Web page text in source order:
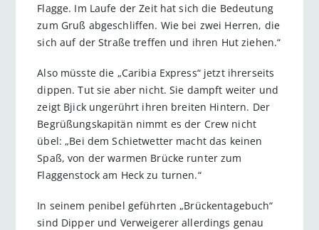
Flagge. Im Laufe der Zeit hat sich die Bedeutung
zum Gruß abgeschliffen. Wie bei zwei Herren, die
sich auf der Straße treffen und ihren Hut ziehen.“
Also müsste die „Caribia Express“ jetzt ihrerseits
dippen. Tut sie aber nicht. Sie dampft weiter und
zeigt Bjick ungerührt ihren breiten Hintern. Der
Begrüßungskapitän nimmt es der Crew nicht
übel: „Bei dem Schietwetter macht das keinen
Spaß, von der warmen Brücke runter zum
Flaggenstock am Heck zu turnen.“
In seinem penibel geführten „Brückentagebuch“
sind Dipper und Verweigerer allerdings genau